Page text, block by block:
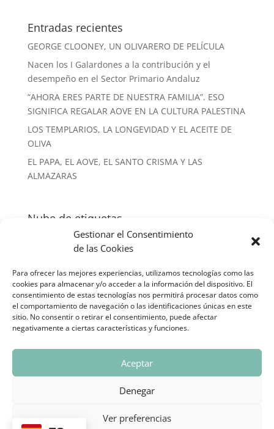
Gestionar el Consentimiento
de las Cookies
Para ofrecer las mejores experiencias, utilizamos tecnologías como las
cookies para almacenar y/o acceder a la información del dispositivo. El
consentimiento de estas tecnologías nos permitirá procesar datos como
el comportamiento de navegación o las identificaciones únicas en este
sitio. No consentir o retirar el consentimiento, puede afectar
negativamente a ciertas características y funciones.
Aceptar
Denegar
Ver preferencias
Entradas recientes
GEORGE CLOONEY, UN OLIVARERO DE PELÍCULA
Nacen los I Galardones a la contribución y el
desempeño en el Sector Primario Andaluz
“AHORA ERES PARTE DE NUESTRA FAMILIA”. ESO
SIGNIFICA REGALAR AOVE EN LA CULTURA PALESTINA
LOS TEMPLARIOS, LA LONGEVIDAD Y EL ACEITE DE
OLIVA
EL PAPA, EL AOVE, EL SANTO CRISMA Y LAS
ALMAZARAS
Nube de etiquetas
conferencias Español formacion libros
Tweets by vilar_hernandez
AVISOS LEGALES
POLÍTICA DE PRIVACIDAD
POLÍTICA DE COOKIES